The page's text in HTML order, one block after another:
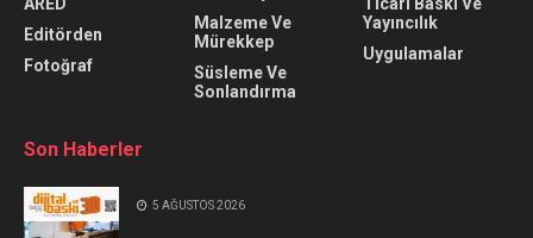
Editörden
Fotoğraf
Malzeme Ve
Mürekkep
Süsleme Ve
Sonlandırma
Yayıncılık
Uygulamalar
Son Haberler
5 AĞUSTOS 2026